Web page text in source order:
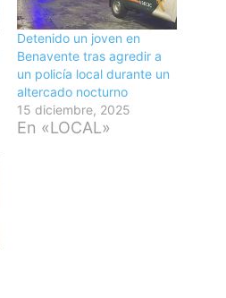
Detenido un joven en
Benavente tras agredir a
un policía local durante un
altercado nocturno
15 diciembre, 2025
En «LOCAL»